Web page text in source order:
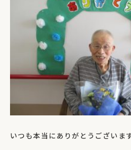
いつも本当にありがとうござい